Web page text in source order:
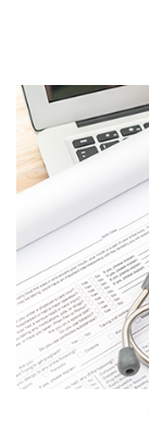
Laudo de
Laudo de
Laudo de
Laudo de
Laudo de
Laudo de Acuidade